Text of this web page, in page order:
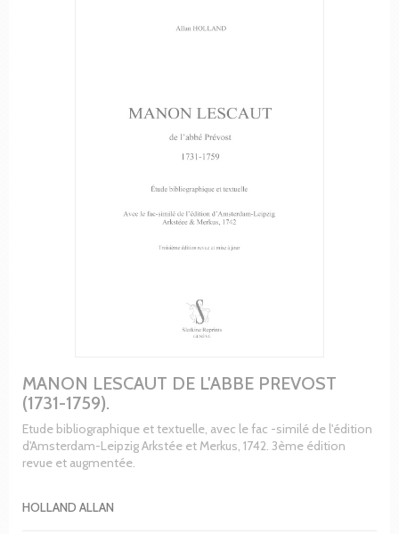
MANON LESCAUT DE L'ABBE PREVOST
(1731-1759).
Etude bibliographique et textuelle, avec le fac -similé de l'édition
d'Amsterdam-Leipzig Arkstée et Merkus, 1742. 3ème édition
revue et augmentée.
HOLLAND ALLAN